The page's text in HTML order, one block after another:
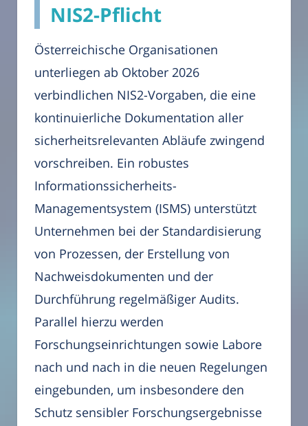
NIS2-Pflicht
Österreichische Organisationen
unterliegen ab Oktober 2026
verbindlichen NIS2-Vorgaben, die eine
kontinuierliche Dokumentation aller
sicherheitsrelevanten Abläufe zwingend
vorschreiben. Ein robustes
Informationssicherheits-
Managementsystem (ISMS) unterstützt
Unternehmen bei der Standardisierung
von Prozessen, der Erstellung von
Nachweisdokumenten und der
Durchführung regelmäßiger Audits.
Parallel hierzu werden
Forschungseinrichtungen sowie Labore
nach und nach in die neuen Regelungen
eingebunden, um insbesondere den
Schutz sensibler Forschungsergebnisse